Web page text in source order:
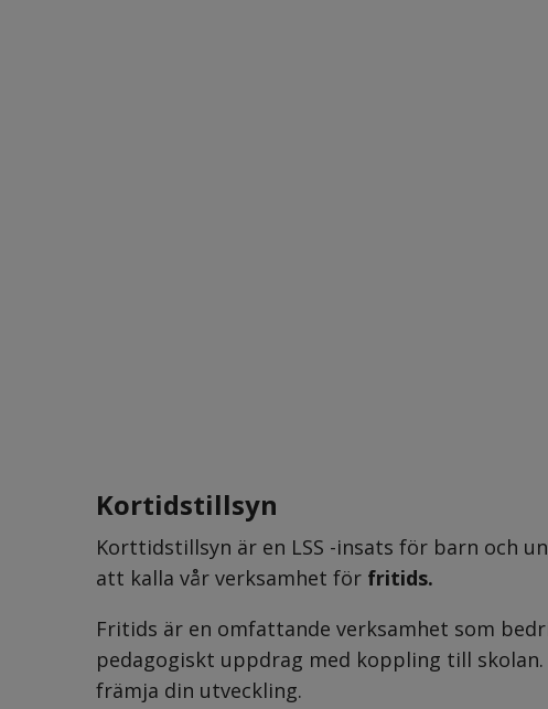
Kortidstillsyn
Korttidstillsyn är en LSS -insats för barn och
att kalla vår verksamhet för fritids.
Fritids är en omfattande verksamhet som
pedagogiskt uppdrag med koppling till
främja din utveckling.